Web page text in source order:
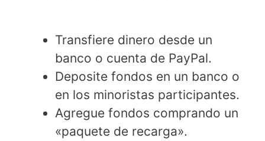
Transfiere dinero desde un
banco o cuenta de PayPal.
Deposite fondos en un banco o
en los minoristas participantes.
Agregue fondos comprando un
«paquete de recarga».